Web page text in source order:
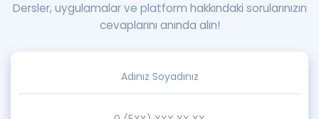
Dersler, uygulamalar ve platform hakkındaki sorularınızın
cevaplarını anında alın!